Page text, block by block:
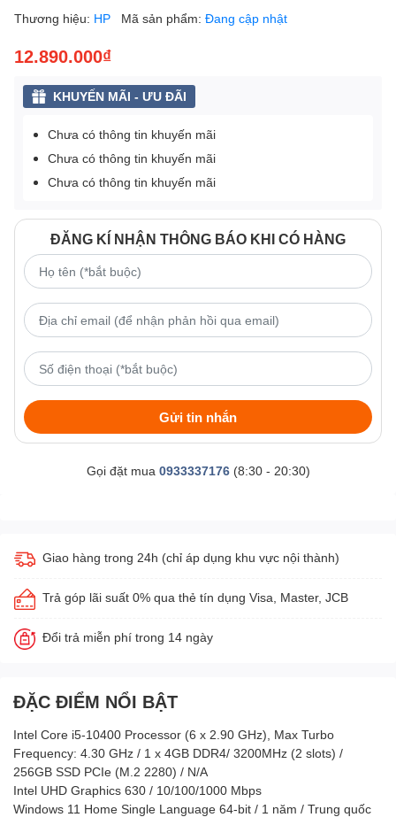
Thương hiệu: HP Mã sản phẩm: Đang cập nhật
12.890.000₫
KHUYẾN MÃI - ƯU ĐÃI
Chưa có thông tin khuyến mãi
Chưa có thông tin khuyến mãi
Chưa có thông tin khuyến mãi
ĐĂNG KÍ NHẬN THÔNG BÁO KHI CÓ HÀNG
Gửi tin nhắn
Gọi đặt mua 0933337176(8:30 - 20:30)
Giao hàng trong 24h (chỉ áp dụng khu vực nội thành)
Trả góp lãi suất 0% qua thẻ tín dụng Visa, Master, JCB
Đổi trả miễn phí trong 14 ngày
ĐẶC ĐIỂM NỔI BẬT
Intel Core i5-10400 Processor (6 x 2.90 GHz), Max Turbo
Frequency: 4.30 GHz / 1 x 4GB DDR4/ 3200MHz (2 slots) /
256GB SSD PCIe (M.2 2280) / N/A
Intel UHD Graphics 630 / 10/100/1000 Mbps
Windows 11 Home Single Language 64-bit / 1 năm / Trung quốc